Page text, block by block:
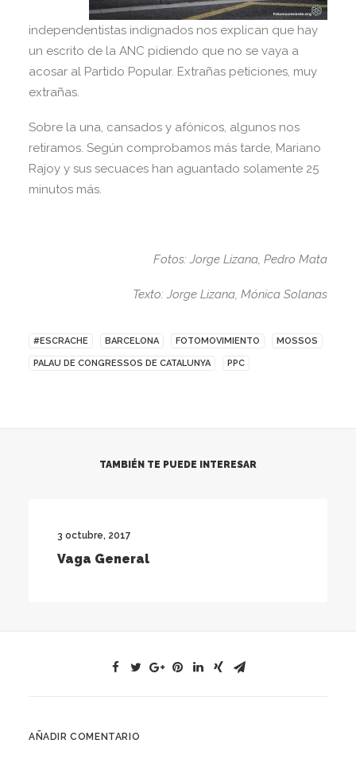
independentistas indignados nos explican que hay
un escrito de la ANC pidiendo que no se vaya a
acosar al Partido Popular. Extrañas peticiones, muy
extrañas.
Sobre la una, cansados y afónicos, algunos nos
retiramos. Según comprobamos más tarde, Mariano
Rajoy y sus secuaces han aguantado solamente 25
minutos más.
Fotos: Jorge Lizana, Pedro Mata
Texto: Jorge Lizana, Mónica Solanas
#ESCRACHE BARCELONA FOTOMOVIMIENTO MOSSOS
PALAU DE CONGRESSOS DE CATALUNYA PPC
TAMBIÉN TE PUEDE INTERESAR
3 octubre, 2017
Vaga General
AÑADIR COMENTARIO